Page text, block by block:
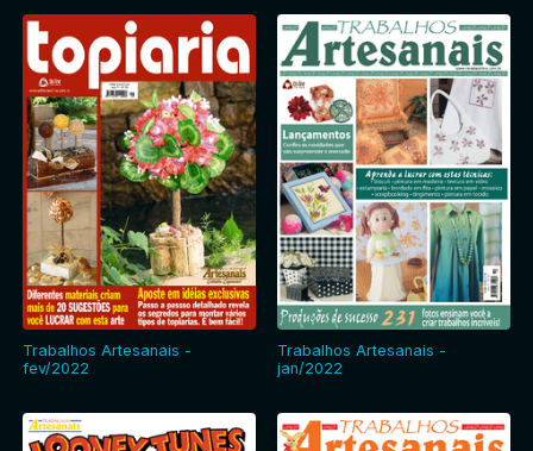
Trabalhos Artesanais -
fev/2022
Trabalhos Artesanais -
jan/2022